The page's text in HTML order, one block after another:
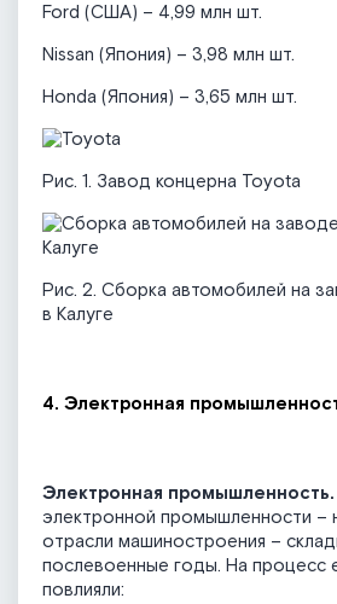
Ford (США) – 4,99 млн шт.
Nissan (Япония) – 3,98 млн шт.
Honda (Япония) – 3,65 млн шт.
Рис. 1. Завод концерна Toyota
Рис. 2. Сборка автомобилей на
в Калуге
4. Электронная
Электронная промышленность.
электронной промышленности –
отрасли машиностроения –
послевоенные годы. На процесс
повлияли: